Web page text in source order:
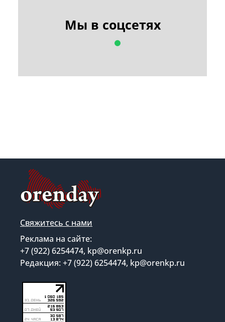
Мы в соцсетях
Свяжитесь с нами
Реклама на сайте:
+7 (922) 6254474, kp@orenkp.ru
Редакция: +7 (922) 6254474, kp@orenkp.ru